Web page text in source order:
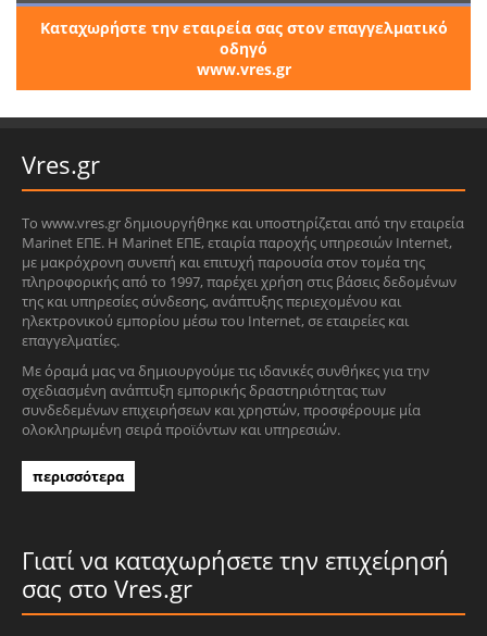
Καταχωρήστε την εταιρεία σας στον επαγγελματικό
οδηγό
www.vres.gr
Vres.gr
Το www.vres.gr δημιουργήθηκε και υποστηρίζεται από την εταιρεία
Marinet ΕΠΕ. Η Marinet ΕΠΕ, εταιρία παροχής υπηρεσιών Internet,
με μακρόχρονη συνεπή και επιτυχή παρουσία στον τομέα της
πληροφορικής από το 1997, παρέχει χρήση στις βάσεις δεδομένων
της και υπηρεσίες σύνδεσης, ανάπτυξης περιεχομένου και
ηλεκτρονικού εμπορίου μέσω του Internet, σε εταιρείες και
επαγγελματίες.
Με όραμά μας να δημιουργούμε τις ιδανικές συνθήκες για την
σχεδιασμένη ανάπτυξη εμπορικής δραστηριότητας των
συνδεδεμένων επιχειρήσεων και χρηστών, προσφέρουμε μία
ολοκληρωμένη σειρά προϊόντων και υπηρεσιών.
περισσότερα
Γιατί να καταχωρήσετε την επιχείρησή
σας στο Vres.gr